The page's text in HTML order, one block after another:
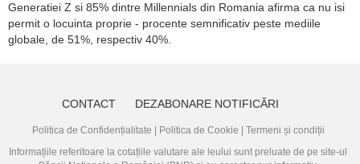
Generatiei Z si 85% dintre Millennials din Romania afirma ca nu isi
permit o locuinta proprie - procente semnificativ peste mediile
globale, de 51%, respectiv 40%.
CONTACT DEZABONARE NOTIFICĂRI
Politica de Confidențialitate Politica de Cookie
Termeni și condiții
Informațiile referitoare la cotațiile valutare ale leului sunt preluate de pe site-ul